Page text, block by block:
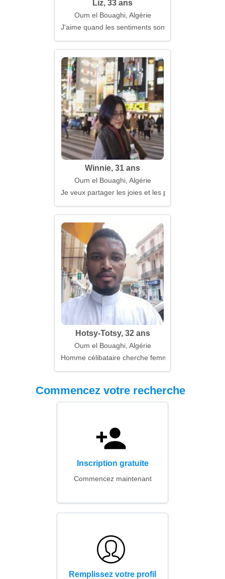
Liz, 33 ans
Oum el Bouaghi, Algérie
J'aime quand les sentiments sont sincères et purs
Winnie, 31 ans
Oum el Bouaghi, Algérie
Je veux partager les joies et les peines ensemble
Hotsy-Totsy, 32 ans
Oum el Bouaghi, Algérie
Homme célibataire cherche femme
Commencez votre recherche
Inscription gratuite
Commencez maintenant
Remplissez votre profil